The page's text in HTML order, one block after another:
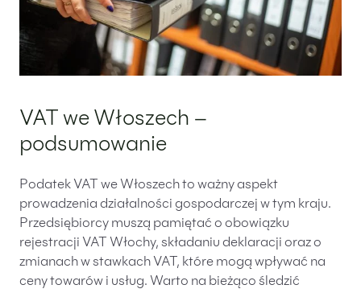
VAT we Włoszech –
podsumowanie
Podatek VAT we Włoszech to ważny aspekt
prowadzenia działalności gospodarczej w tym kraju.
Przedsiębiorcy muszą pamiętać o obowiązku
rejestracji VAT Włochy, składaniu deklaracji oraz o
zmianach w stawkach VAT, które mogą wpływać na
ceny towarów i usług. Warto na bieżąco śledzić